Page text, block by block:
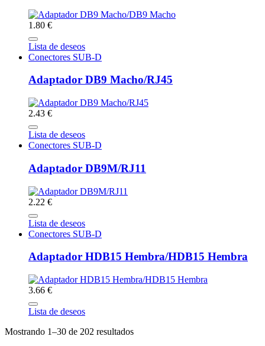
1.80 €
Lista de deseos
Conectores SUB-D
Adaptador DB9 Macho/RJ45
2.43 €
Lista de deseos
Conectores SUB-D
Adaptador DB9M/RJ11
2.22 €
Lista de deseos
Conectores SUB-D
Adaptador HDB15 Hembra/HDB15 Hembra
3.66 €
Lista de deseos
Mostrando 1–30 de 202 resultados